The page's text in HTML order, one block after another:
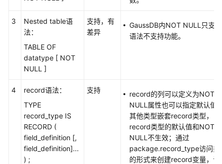
据
源
管
理
法
转
换
指
南
3
Nested table语
法：
TABLE OF
datatype [ NOT
NULL ]
支持，有
差异
GaussDB内NOT NULL只支持
语法不支持功能。
4
record语法：
TYPE
record_type IS
RECORD (
field_definition [,
field_definition]...
) ;
支持
record的列可以定义为NOT
NULL属性也可以指定默认值
其他类型嵌套record类型，
record类型的默认值和NOT
NULL不生效；通过
package.record_type访问类
的形式来创建record变量，该